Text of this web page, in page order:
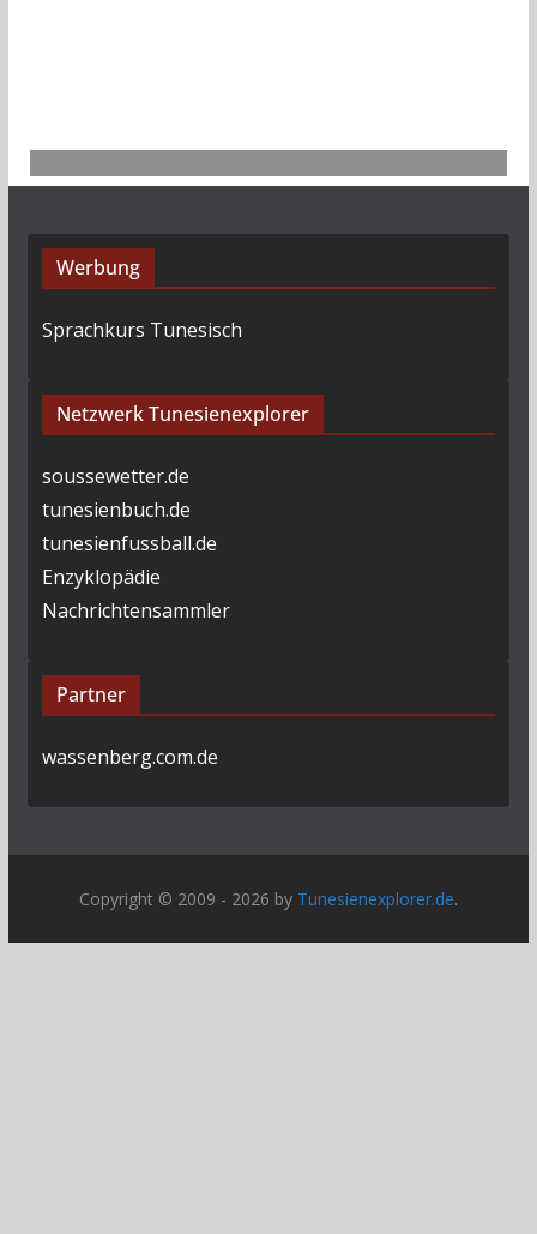
Werbung
Sprachkurs Tunesisch
Netzwerk Tunesienexplorer
soussewetter.de
tunesienbuch.de
tunesienfussball.de
Enzyklopädie
Nachrichtensammler
Partner
wassenberg.com.de
Copyright © 2009 - 2026 by Tunesienexplorer.de.